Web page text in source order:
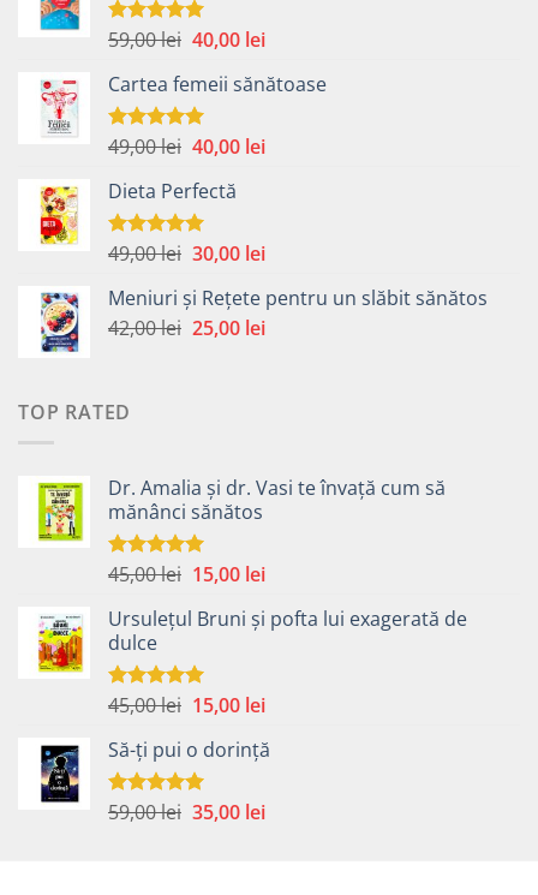
Evaluat la
59,00lei Prețul
a
fost:
59,00 lei.
40,00 leiPrețul
este:
Cartea femeii sănătoase
Evaluat la
49,00lei Prețul
a
fost:
49,00 lei.
40,00 leiPrețul
Dieta Perfectă
Evaluat la
49,00lei Prețul
a
fost:
30,00 leiPrețul
este:
30,00 lei.
Meniuri și Rețete pentru un slăbit sănătos
42,00lei Prețul
25,00 leiPrețul
TOP RATED
Dr. Amalia și dr. Vasi te învață cum să
mănânci sănătos
Evaluat la
45,00lei Prețul
a
45,00 lei.
15,00 leiPrețul
este:
Ursulețul Bruni și pofta lui exagerată de
dulce
Evaluat la
45,00lei Prețul
a
fost:
45,00 lei.
15,00 leiPrețul
este:
Să-ți pui o dorință
Evaluat la
59,00lei Prețul
35,00 leiPrețul